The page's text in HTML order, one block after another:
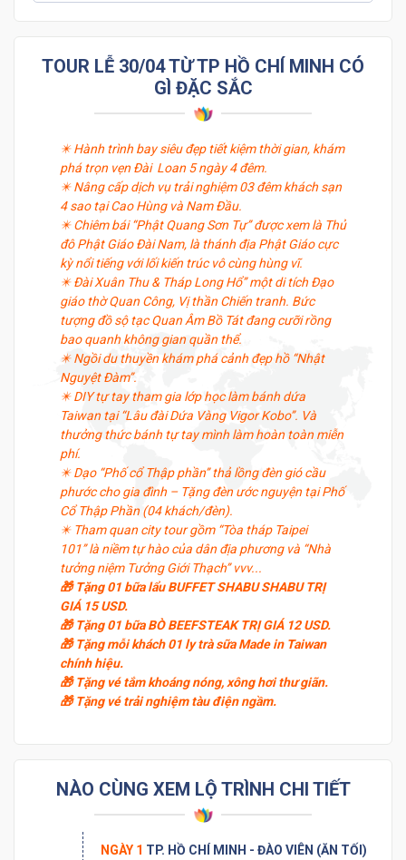
TOUR LỄ 30/04 TỪ TP HỒ CHÍ MINH CÓ
GÌ ĐẶC SẮC
✴️ Hành trình bay siêu đẹp tiết kiệm thời gian, khám
phá trọn vẹn Đài Loan 5 ngày 4 đêm.
✴️ Nâng cấp dịch vụ trải nghiệm 03 đêm khách sạn
4 sao tại Cao Hùng và Nam Đầu.
✴️ Chiêm bái “Phật Quang Sơn Tự’’ được xem là Thủ
đô Phật Giáo Đài Nam, là thánh địa Phật Giáo cực
kỳ nổi tiếng với lối kiến trúc vô cùng hùng vĩ.
✴️ Đài Xuân Thu & Tháp Long Hổ’’ một di tích Đạo
giáo thờ Quan Công, Vị thần Chiến tranh. Bức
tượng đồ sộ tạc Quan Âm Bồ Tát đang cưỡi rồng
bao quanh không gian quần thể.
✴️ Ngồi du thuyền khám phá cảnh đẹp hồ “Nhật
Nguyệt Đàm’’.
✴️ DIY tự tay tham gia lớp học làm bánh dứa
Taiwan tại “Lâu đài Dứa Vàng Vigor Kobo’’. Và
thưởng thức bánh tự tay mình làm hoàn toàn miễn
phí.
✴️ Dạo “Phố cổ Thập phần’’ thả lồng đèn gió cầu
phước cho gia đình – Tặng đèn ước nguyện tại Phố
Cổ Thập Phần (04 khách/đèn).
✴️ Tham quan city tour gồm “Tòa tháp Taipei
101’’ là niềm tự hào của dân địa phương và “Nhà
tưởng niệm Tưởng Giới Thạch’’ vvv...
🎁 Tặng 01 bữa lẩu BUFFET SHABU SHABU TRỊ
GIÁ 15 USD.
🎁 Tặng 01 bữa BÒ BEEFSTEAK TRỊ GIÁ 12 USD.
🎁 Tặng mỗi khách 01 ly trà sữa Made in Taiwan
chính hiệu.
🎁 Tặng vé tắm khoáng nóng, xông hơi thư giãn.
🎁 Tặng vé trải nghiệm tàu điện ngầm.
NÀO CÙNG XEM LỘ TRÌNH CHI TIẾT
NGÀY 1 TP. HỒ CHÍ MINH - ĐÀO VIÊN (ĂN TỐI)